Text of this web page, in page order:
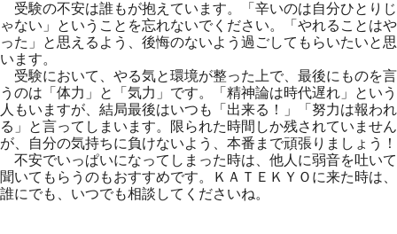
受験の不安は誰もが抱えています。「辛いのは自分ひとりじ
ゃない 」ということを忘れないでください。「やれることはや
った」
と思えるよう、後悔のないよう過ごしてもらいたいと思
います。
受験において、やる気と環境が整った上で、 最後にものを言
うのは「体力」と「気力」です。「 精神論は時代遅れ」という
人もいますが、結局最後はいつも「 出来る！」「努力は報われ
る」と言ってしまいます。
限られた時間しか残されていません
が、自分の気持ちに負けないよ う、本番まで頑張りましょう！
不安でいっぱいになってしまった時は、他人に弱音を吐いて
聞いて もらうのもおすすめです。ＫＡＴＥＫＹＯに来た時は、
誰にでも、 いつでも相談してくださいね。